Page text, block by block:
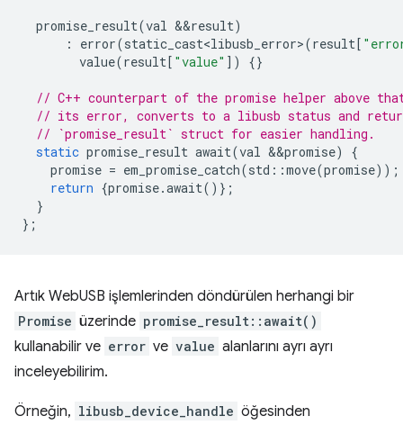
promise_result(val &&result)
:
error(static_cast<libusb_error>(result [
value(result [ "value" ]) {}
// C++ counterpart of the promise helper above
// its error, converts to a libusb status and
// `promise_result` struct for easier handling.
static promise_result await(val &&promise)
{
promise = em_promise_catch(std ::move(promise));
return {promise.await()};
}
};
Artık WebUSB işlemlerinden döndürülen herhangi bir
Promise üzerinde promise_result::await()
kullanabilir ve error ve value alanlarını ayrı ayrı
inceleyebilirim.
Örneğin, libusb_device_handle öğesinden